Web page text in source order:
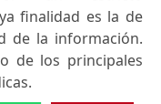
finalidad es la de
de la información.
de los principales